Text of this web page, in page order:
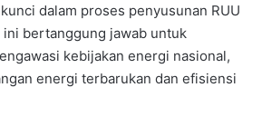
dalam proses penyusunan RUU
ini bertanggung jawab untuk
kebijakan energi nasional,
energi terbarukan dan efisiensi